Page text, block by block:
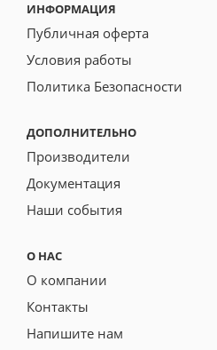
ИНФОРМАЦИЯ
Публичная оферта
Условия работы
Политика Безопасности
ДОПОЛНИТЕЛЬНО
Производители
Документация
Наши события
О НАС
О компании
Контакты
Напишите нам